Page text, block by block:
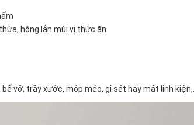
hông lẫn mùi vị thức ăn
vỡ, trầy xước, móp méo, gỉ sét hay mất linh kiện,...